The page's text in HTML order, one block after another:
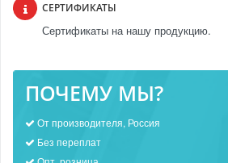
СЕРТИФИКАТЫ
Сертификаты на нашу продукцию.
ПОЧЕМУ МЫ?
От производителя, Россия
Без переплат